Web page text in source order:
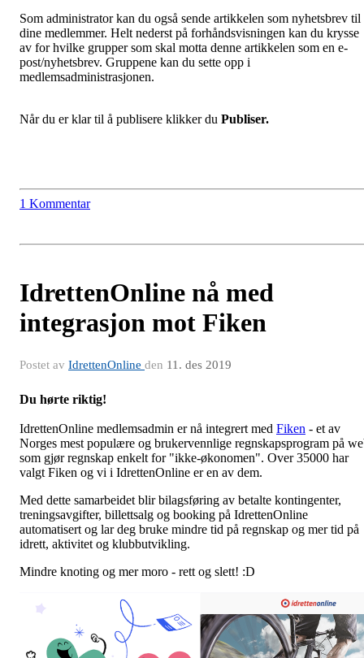
Som administrator kan du også sende artikkelen som nyhetsbrev til
dine medlemmer. Helt nederst på forhåndsvisningen kan du krysse
av for hvilke grupper som skal motta denne artikkelen som en e-
post/nyhetsbrev. Gruppene kan du sette opp i
medlemsadministrasjonen.
Når du er klar til å publisere klikker du Publiser.
1 Kommentar
IdrettenOnline nå med
integrasjon mot Fiken
Postet av IdrettenOnline den 11. des 2019
Du hørte riktig!
IdrettenOnline medlemsadmin er nå integrert med Fiken - et av
Norges mest populære og brukervennlige regnskapsprogram på
som gjør regnskap enkelt for "ikke-økonomen". Over 35000 har
valgt Fiken og vi i IdrettenOnline er en av dem.
Med dette samarbeidet blir bilagsføring av betalte kontingenter,
treningsavgifter, billettsalg og booking på IdrettenOnline
automatisert og lar deg bruke mindre tid på regnskap og mer tid på
idrett, aktivitet og klubbutvikling.
Mindre knoting og mer moro - rett og slett! :D